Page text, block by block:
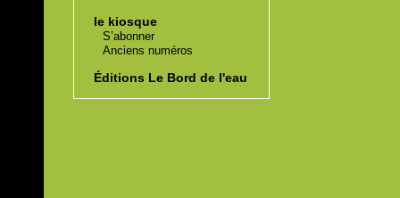
le kiosque
S’abonner
Anciens numéros
Éditions Le Bord de l'eau